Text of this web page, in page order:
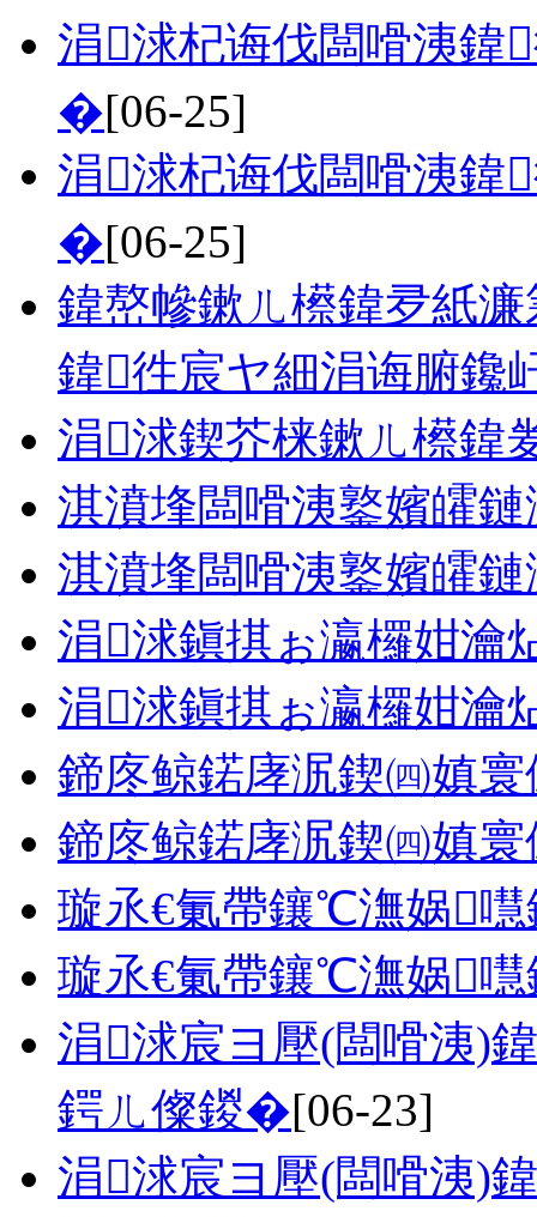
涓浗杞诲伐闆嗗洟鍏
�[06-25]
涓浗杞诲伐闆嗗洟鍏
�[06-25]
鍏嶅幓鏉ㄦ櫒鍏夛紙
鍏徃宸ヤ細涓诲腑鑱
涓浗鍥芥梾鏉ㄦ櫒鍏
淇濆埄闆嗗洟鐜嬪皬
淇濆埄闆嗗洟鐜嬪皬
涓浗鎭掑ぉ瀛欏姏瀹
涓浗鎭掑ぉ瀛欏姏瀹
鍗庝鲸鍩庨泦鍥㈣嫃
鍗庝鲸鍩庨泦鍥㈣嫃
璇氶€氭帶鑲℃潕娲
璇氶€氭帶鑲℃潕娲
涓浗宸ヨ壓(闆嗗洟)
鍔ㄦ儏鍐�[06-23]
涓浗宸ヨ壓(闆嗗洟)